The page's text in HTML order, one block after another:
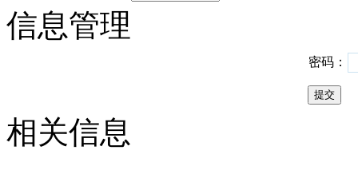
信息管理
密码：
相关信息